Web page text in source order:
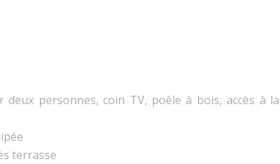
personnes, coin TV, poêle à bois, accès à la
terrasse